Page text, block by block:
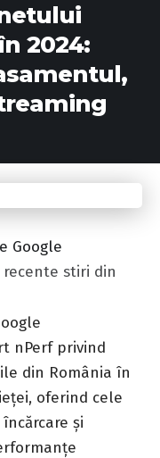
2024:
Google
stiri din
nPerf privind
din România în
oferind cele
și